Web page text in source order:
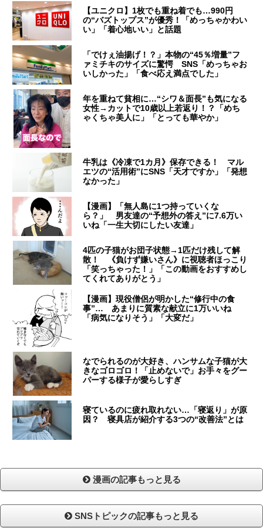
【ユニクロ】1枚でも重ね着でも…990円
の“バズトップス”が優秀！「めっちゃかわい
い」「着心地いい」と話題
「でけぇ油揚げ！？」本物の“45％増量”フ
ァミチキのサイズに驚愕 SNS「めっちゃお
いしかった」「食べ応え満点でした」
年を重ねて貧相に…“シワ＆面長”も気になる
女性→カットで10歳以上若返り！？「めち
ゃくちゃ美人に」「とっても華やか」
牛乳は《冷凍で1カ月》保存できる！ マル
エツの“活用術”にSNS「天才ですか」「発想
なかった」
【漫画】「無人島に1つ持っていくな
ら？」 男友達の“予想外の答え”に7.6万い
いね「一生大切にしたい友達」
4匹の子猫がお団子状態→1匹だけ残して解
散！ 《負けず嫌いさん》に視聴者ほっこり
「笑っちゃった！」「この動画をおすすめし
てくれてありがとう」
【漫画】現役僧侶が明かした“修行中の食
事”… あまりに質素な献立に1万いいね
「病気になりそう」「大変だ」
なでられるのが大好き、ハンサムな子猫が大
きなゴロゴロ！「止めないで」お手々をグー
パーする様子が愛らしすぎ
寝ているのに疲れ取れない…「寝返り」が原
因？ 寝具店が紹介する3つの“改善法”とは
漫画の記事もっと見る
SNSトピックの記事もっと見る